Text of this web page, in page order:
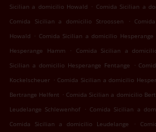
Sicilian a domicilio Howald . Comida Sicilian a
Comida Sicilian a domicilio Stroossen
.
Howald . Comida Sicilian a domicilio Hesperange
Hesperange Hamm
. Comida Sicilian a
Sicilian a domicilio Hesperange Fentange
.
Kockelscheuer . Comida Sicilian a domicilio
Bertrange Helfent . Comida Sicilian a domicilio
Leudelange Schlewenhof
. Comida Sicilian a
Comida Sicilian a domicilio Leudelange
.